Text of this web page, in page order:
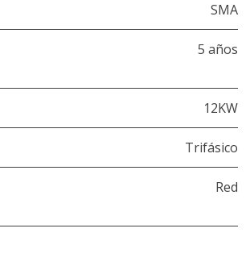
SMA
5 años
12KW
Trifásico
Red